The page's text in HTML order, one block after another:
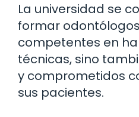
La universidad se
formar
competentes en
técnicas, sino
y comprometidos
sus pacientes.